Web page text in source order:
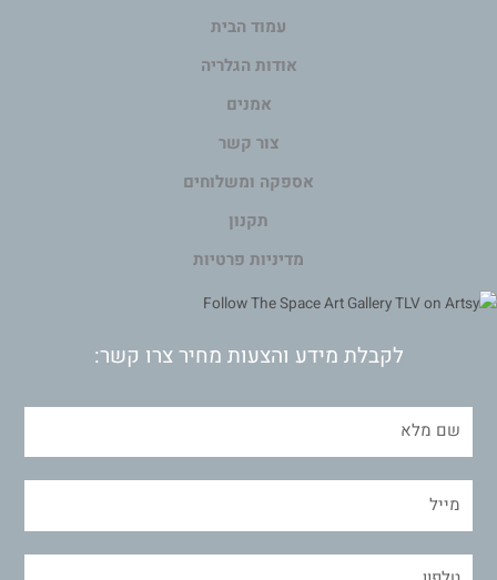
עמוד הבית
אודות הגלריה
אמנים
צור קשר
אספקה ומשלוחים
תקנון
מדיניות פרטיות
לקבלת מידע והצעות מחיר צרו קשר: